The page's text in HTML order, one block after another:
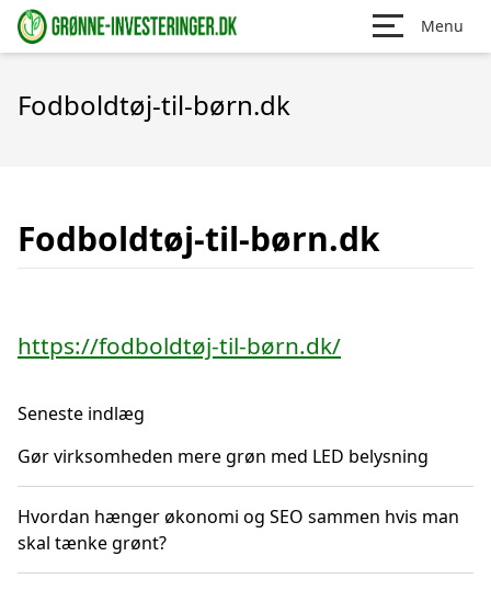
Menu
Fodboldtøj-til-børn.dk
Fodboldtøj-til-børn.dk
https://fodboldtøj-til-børn.dk/
Seneste indlæg
Gør virksomheden mere grøn med LED belysning
Hvordan hænger økonomi og SEO sammen hvis man
skal tænke grønt?